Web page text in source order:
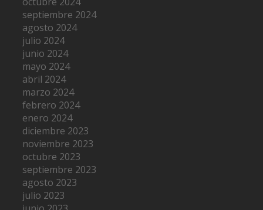
septiembre 2024
agosto 2024
julio 2024
junio 2024
mayo 2024
abril 2024
marzo 2024
febrero 2024
enero 2024
diciembre 2023
noviembre 2023
octubre 2023
septiembre 2023
agosto 2023
julio 2023